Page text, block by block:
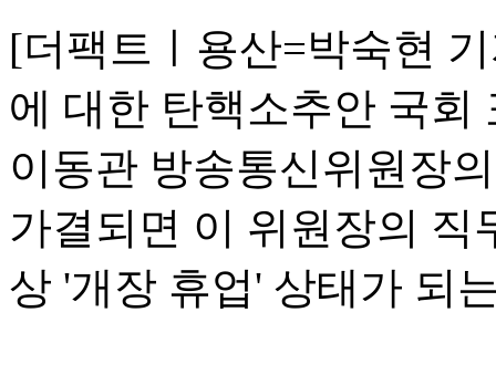
[더팩트ㅣ용산=박숙현
에 대한 탄핵소추안 국회
이동관 방송통신위원장
가결되면 이 위원장의 직
상 '개장 휴업' 상태가 되